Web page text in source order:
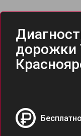
дорожки
Бесплатно